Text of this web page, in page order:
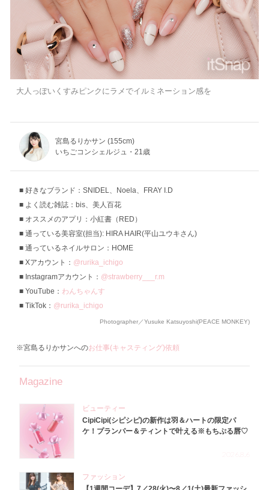
大人っぽいくすみピンクにラメでイルミネーション感を
宮島るりかサン (155cm)
いちごコンシェルジュ・21歳
好きなブランド：SNIDEL、Noela、FRAY I.D
よく読む雑誌：bis、美人百花
オススメのアプリ：小紅書（RED）
通っている美容室(担当): HIRA HAIR(平山ユウキさん)
通っているネイルサロン：HOME
Xアカウント： @rurika_ichigo
Instagramアカウント： @strawberry___r.m
YouTube： わんちゃんす
TikTok： @rurika_ichigo
Photographer／Yusuke Katsuyoshi(PEACE MONKEY)
※宮島るりかサンへのお仕事(キャスティング)依頼
Magazine
ビューティー
CipiCipi(シピシピ)の新作は羽＆ハートの限定パ
ケ！プランパー＆ティントで叶える※もちぷる唇♡
ファッション